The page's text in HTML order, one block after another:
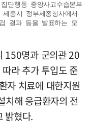
단행동 중앙사고수습본부
종시 정부세종청사에서
결과 등을 발표하는 모
150명과 군의관 20
라 추가 투입도 준
자 치료에 대한지원
치해 응급환자의 전
밝혔다.